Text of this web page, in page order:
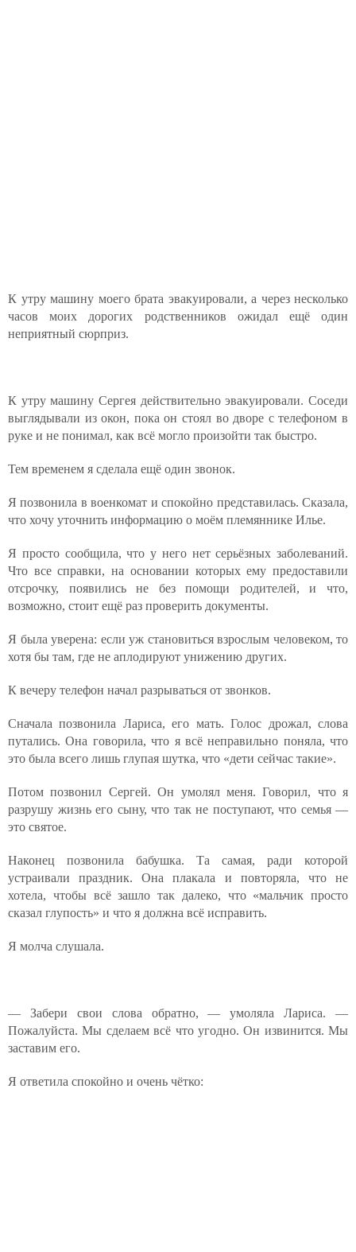
К утру машину моего брата эвакуировали, а через несколько
часов моих дорогих родственников ожидал ещё один
неприятный сюрприз.
К утру машину Сергея действительно эвакуировали. Соседи
выглядывали из окон, пока он стоял во дворе с телефоном в
руке и не понимал, как всё могло произойти так быстро.
Тем временем я сделала ещё один звонок.
Я позвонила в военкомат и спокойно представилась. Сказала,
что хочу уточнить информацию о моём племяннике Илье.
Я просто сообщила, что у него нет серьёзных заболеваний.
Что все справки, на основании которых ему предоставили
отсрочку, появились не без помощи родителей, и что,
возможно, стоит ещё раз проверить документы.
Я была уверена: если уж становиться взрослым человеком, то
хотя бы там, где не аплодируют унижению других.
К вечеру телефон начал разрываться от звонков.
Сначала позвонила Лариса, его мать. Голос дрожал, слова
путались. Она говорила, что я всё неправильно поняла, что
это была всего лишь глупая шутка, что «дети сейчас такие».
Потом позвонил Сергей. Он умолял меня. Говорил, что я
разрушу жизнь его сыну, что так не поступают, что семья —
это святое.
Наконец позвонила бабушка. Та самая, ради которой
устраивали праздник. Она плакала и повторяла, что не
хотела, чтобы всё зашло так далеко, что «мальчик просто
сказал глупость» и что я должна всё исправить.
Я молча слушала.
— Забери свои слова обратно, — умоляла Лариса. —
Пожалуйста. Мы сделаем всё что угодно. Он извинится. Мы
заставим его.
Я ответила спокойно и очень чётко: